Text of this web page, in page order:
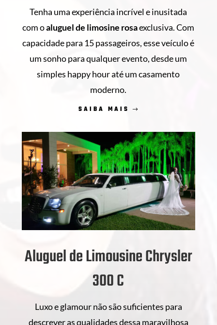
Tenha uma experiência incrível e inusitada
com oaluguel de limosine rosaexclusiva. Com
capacidade para 15 passageiros, esse veículo é
um sonho para qualquer evento, desde um
simples happy hour até um casamento
moderno.
SAIBA MAIS
Aluguel de Limousine Chrysler
300 C
Luxo e glamour não são suficientes para
descrever as qualidades dessa maravilhosa